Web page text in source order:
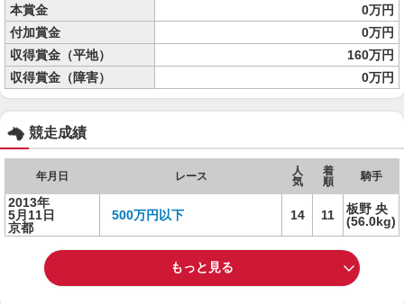
本賞金
0万円
付加賞金
0万円
収得賞金（平地）
160万円
収得賞金（障害）
0万円
競走成績
年月日 レース
人
気
着
順
騎手
2013年
5月11日
京都
500万円以下 14 11
板野 央
(56.0kg)
もっと見る